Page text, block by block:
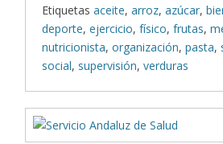
Etiquetas aceite,arroz,azúcar,
deporte,ejercicio,físico,frutas,
nutricionista,organización,pasta,
social, supervisión,verduras